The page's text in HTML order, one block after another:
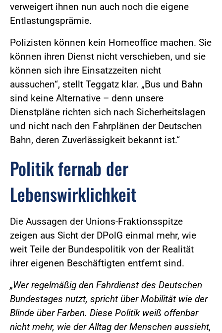
verweigert ihnen nun auch noch die eigene
Entlastungsprämie.
Polizisten können kein Homeoffice machen. Sie
können ihren Dienst nicht verschieben, und sie
können sich ihre Einsatzzeiten nicht
aussuchen“, stellt Teggatz klar. „Bus und Bahn
sind keine Alternative – denn unsere
Dienstpläne richten sich nach Sicherheitslagen
und nicht nach den Fahrplänen der Deutschen
Bahn, deren Zuverlässigkeit bekannt ist.“
Politik fernab der
Lebenswirklichkeit
Die Aussagen der Unions-Fraktionsspitze
zeigen aus Sicht der DPolG einmal mehr, wie
weit Teile der Bundespolitik von der Realität
ihrer eigenen Beschäftigten entfernt sind.
„Wer regelmäßig den Fahrdienst des Deutschen
Bundestages nutzt, spricht über Mobilität wie der
Blinde über Farben. Diese Politik weiß offenbar
nicht mehr, wie der Alltag der Menschen aussieht,